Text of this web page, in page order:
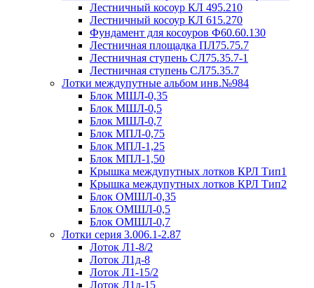
Лестничный косоур КЛ 495.210
Лестничный косоур КЛ 615.270
Фундамент для косоуров Ф60.60.130
Лестничная площадка ПЛ75.75.7
Лестничная ступень СЛ75.35.7-1
Лестничная ступень СЛ75.35.7
Лотки междупутные альбом инв.№984
Блок МШЛ-0,35
Блок МШЛ-0,5
Блок МШЛ-0,7
Блок МПЛ-0,75
Блок МПЛ-1,25
Блок МПЛ-1,50
Крышка междупутных лотков КРЛ Тип1
Крышка междупутных лотков КРЛ Тип2
Блок ОМШЛ-0,35
Блок ОМШЛ-0,5
Блок ОМШЛ-0,7
Лотки серия 3.006.1-2.87
Лоток Л1-8/2
Лоток Л1д-8
Лоток Л1-15/2
Лоток Л1д-15